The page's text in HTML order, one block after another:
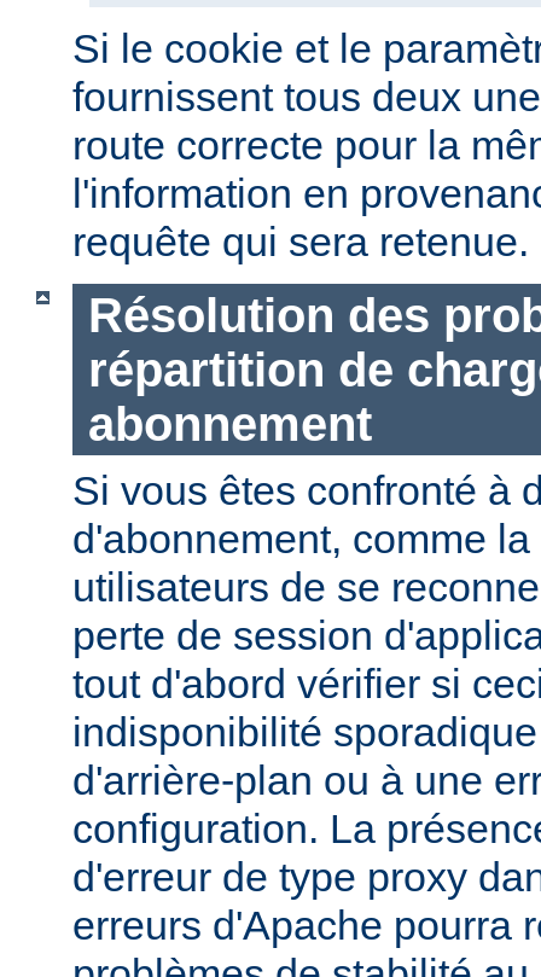
Si le cookie et le
fournissent tous deux
route correcte pour la
l'information en
requête qui sera retenue.
Résolution des
répartition de
abonnement
Si vous êtes confronté à
d'abonnement, comme
utilisateurs de se
perte de session
tout d'abord vérifier si
indisponibilité
d'arrière-plan ou à une
configuration. La
d'erreur de type proxy
erreurs d'Apache pourra